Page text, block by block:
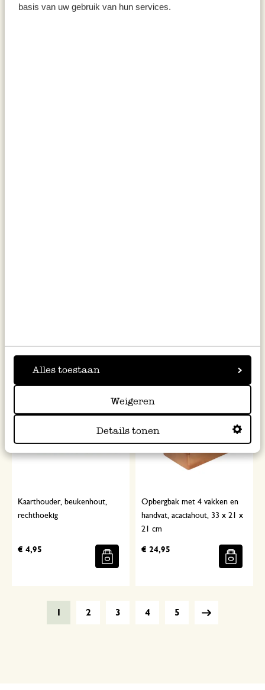
basis van uw gebruik van hun services.
Alles toestaan
Weigeren
Details tonen
Kaarthouder, beukenhout,
rechthoekig
€ 4,95
Opbergbak met 4 vakken en
handvat, acaciahout, 33 x 21 x
21 cm
€ 24,95
2 3 4 5